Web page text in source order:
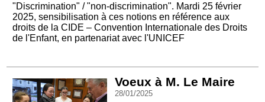
"Discrimination" / "non-discrimination". Mardi 25 février
2025, sensibilisation à ces notions en référence aux
droits de la CIDE – Convention Internationale des Droits
de l'Enfant, en partenariat avec l'UNICEF
Voeux à M. Le Maire
28/01/2025